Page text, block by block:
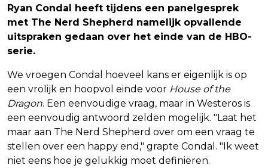
Ryan Condal heeft tijdens een panelgesprek
met The Nerd Shepherd namelijk opvallende
uitspraken gedaan over het einde van de HBO-
serie.
We vroegen Condal hoeveel kans er eigenlijk is op
een vrolijk en hoopvol einde voor House of the
Dragon. Een eenvoudige vraag, maar in Westeros is
een eenvoudig antwoord zelden mogelijk. "Laat het
maar aan The Nerd Shepherd over om een vraag te
stellen over een happy end," grapte Condal. "Ik weet
niet eens hoe je gelukkig moet definiëren.